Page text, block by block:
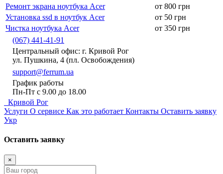
Ремонт экрана ноутбука Acer
от 800 грн
Установка ssd в ноутбук Acer
от 50 грн
Чистка ноутбука Acer
от 350 грн
(067) 441-41-91
Центральный офис: г. Кривой Рог
ул. Пушкина, 4 (пл. Освобождения)
support@ferrum.ua
График работы
Пн-Пт с 9.00 до 18.00
Кривой Рог
Услуги О сервисе Как это работает Контакты Оставить заявку
Укр
Оставить заявку
×